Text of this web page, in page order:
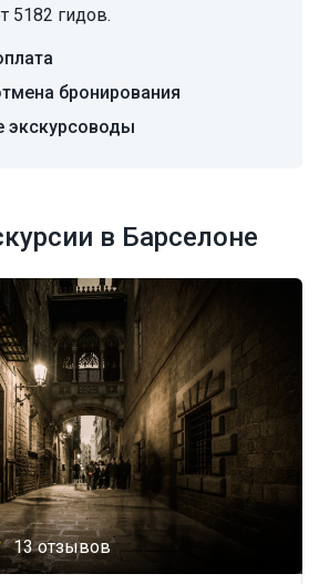
5182 гидов.
бронирования
экскурсоводы
в Барселоне
13 отзывов